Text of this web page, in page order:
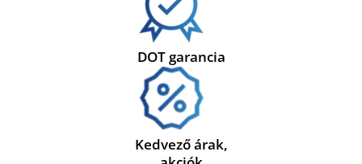
DOT garancia
Kedvező árak,